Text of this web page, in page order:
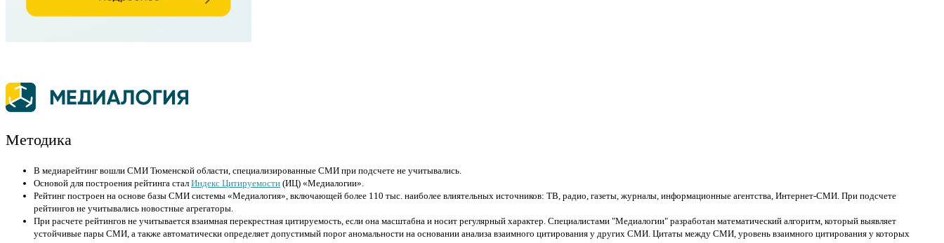
Методика
В медиарейтинг вошли СМИ Тюменской области, специализированные СМИ при подсчете не учитывались.
Основой для построения рейтинга стал Индекс Цитируемости (ИЦ) «Медиалогии».
Рейтинг построен на основе базы СМИ системы «Медиалогия», включающей более 110 тыс. наиболее влиятельных источников: ТВ, радио, газеты, журналы, информационные агентства, Интернет-СМИ. При подсчете
рейтингов не учитывались новостные агрегаторы.
При расчете рейтингов не учитывается взаимная перекрестная цитируемость, если она масштабна и носит регулярный характер. Специалистами "Медиалогии" разработан математический алгоритм, который выявляет
устойчивые пары СМИ, а также автоматически определяет допустимый порог аномальности на основании анализа взаимного цитирования у других СМИ. Цитаты между СМИ, уровень взаимного цитирования у которых